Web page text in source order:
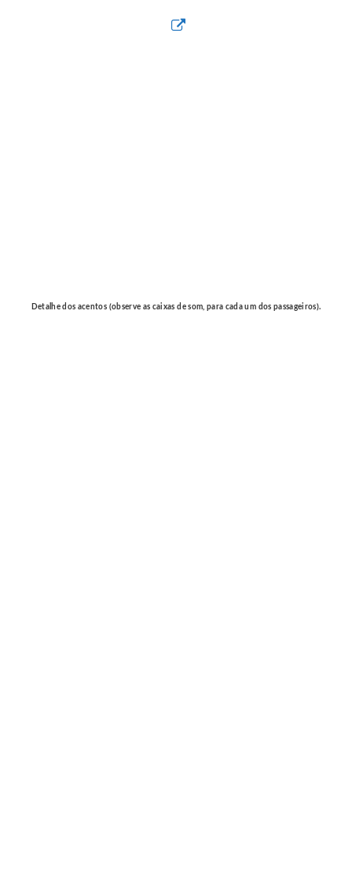
Detalhe dos acentos (observe as caixas de som, para cada um dos passageiros).